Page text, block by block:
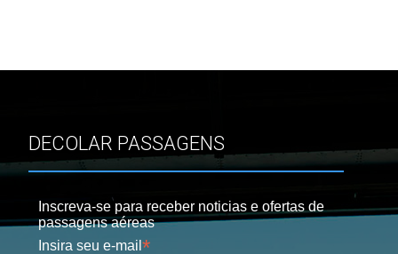
DECOLAR PASSAGENS
Inscreva-se para receber noticias e ofertas de
passagens aéreas
Insira seu e-mail*